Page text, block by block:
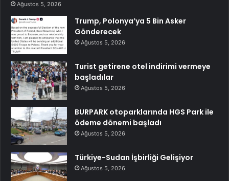
Ağustos 5, 2026
Trump, Polonya’ya 5 Bin Asker
Gönderecek
Ağustos 5, 2026
Turist getirene otel indirimi vermeye
başladılar
Ağustos 5, 2026
BURPARK otoparklarında HGS Park ile
ödeme dönemi başladı
Ağustos 5, 2026
Türkiye-Sudan İşbirliği Gelişiyor
Ağustos 5, 2026